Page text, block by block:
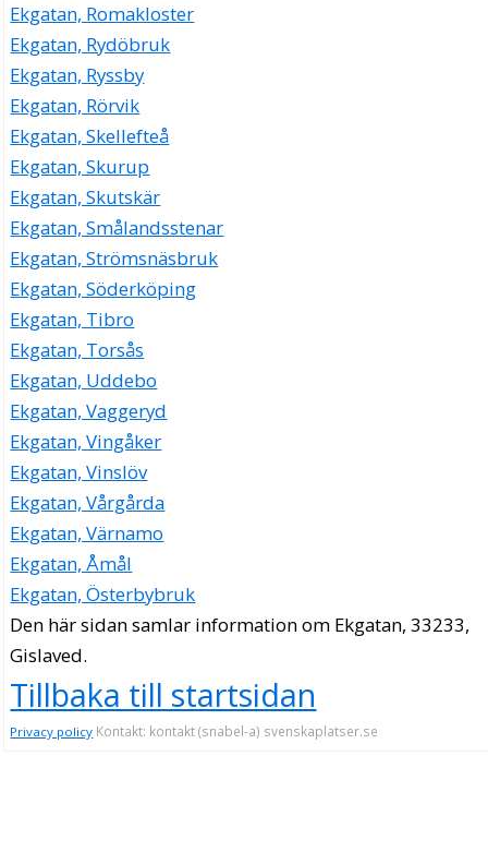
Ekgatan, Romakloster
Ekgatan, Rydöbruk
Ekgatan, Ryssby
Ekgatan, Rörvik
Ekgatan, Skellefteå
Ekgatan, Skurup
Ekgatan, Skutskär
Ekgatan, Smålandsstenar
Ekgatan, Strömsnäsbruk
Ekgatan, Söderköping
Ekgatan, Tibro
Ekgatan, Torsås
Ekgatan, Uddebo
Ekgatan, Vaggeryd
Ekgatan, Vingåker
Ekgatan, Vinslöv
Ekgatan, Vårgårda
Ekgatan, Värnamo
Ekgatan, Åmål
Ekgatan, Österbybruk
Den här sidan samlar information om Ekgatan, 33233,
Gislaved.
Tillbaka till startsidan
Privacy policy Kontakt: kontakt (snabel-a) svenskaplatser.se